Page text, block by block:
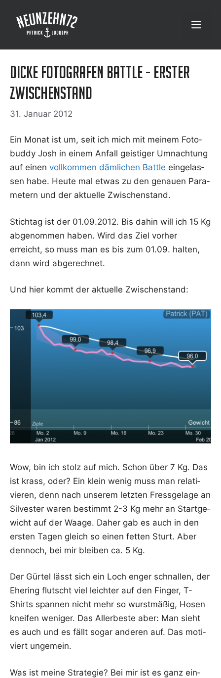
Inhalt
springen
Menü
Dicke Fotografen Battle - Erster
Zwischenstand
31. Januar 2012
Ein Monat ist um, seit ich mich mit mei­nem Foto­
bud­dy Josh in einem Anfall geis­ti­ger Umnach­tung
auf einen voll­kom­men däm­li­chen Batt­le ein­ge­las­
sen habe. Heu­te mal etwas zu den genau­en Para­
me­tern und der aktu­el­le Zwischenstand.
Stich­tag ist der 01.09.2012. Bis dahin will ich 15 Kg
abge­nom­men haben. Wird das Ziel vor­her
erreicht, so muss man es bis zum 01.09. hal­ten,
dann wird abgerechnet.
Und hier kommt der aktu­el­le Zwischenstand:
Wow, bin ich stolz auf mich. Schon über 7 Kg. Das
ist krass, oder? Ein klein wenig muss man rela­ti­
vie­ren, denn nach unse­rem letz­ten Fress­ge­la­ge an
Sil­ves­ter waren bestimmt 2-3 Kg mehr an Start­ge­
wicht auf der Waa­ge. Daher gab es auch in den
ers­ten Tagen gleich so einen fet­ten Sturt. Aber
den­noch, bei mir blei­ben ca. 5 Kg.
Der Gür­tel lässt sich ein Loch enger schnal­len, der
Ehe­ring flutscht viel leich­ter auf den Fin­ger, T-
Shirts span­nen nicht mehr so wurst­mä­ßig, Hosen
knei­fen weni­ger. Das Aller­bes­te aber: Man sieht
es auch und es fällt sogar ande­ren auf. Das moti­
viert ungemein.
Was ist mei­ne Stra­te­gie? Bei mir ist es ganz ein­